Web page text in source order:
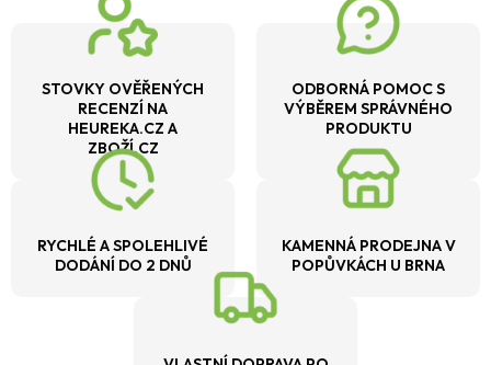
STOVKY OVĚŘENÝCH
RECENZÍ NA
HEUREKA.CZ A
ZBOŽÍ.CZ
ODBORNÁ POMOC S
VÝBĚREM SPRÁVNÉHO
PRODUKTU
RYCHLÉ A SPOLEHLIVÉ
DODÁNÍ DO 2 DNŮ
KAMENNÁ PRODEJNA V
POPŮVKÁCH U BRNA